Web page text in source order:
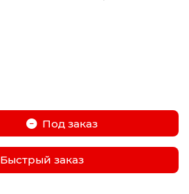
Под заказ
Быстрый заказ